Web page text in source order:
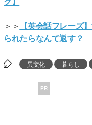
＞＞ 【英会話フレーズ
られたらなんて返す？
異文化 暮らし
PR